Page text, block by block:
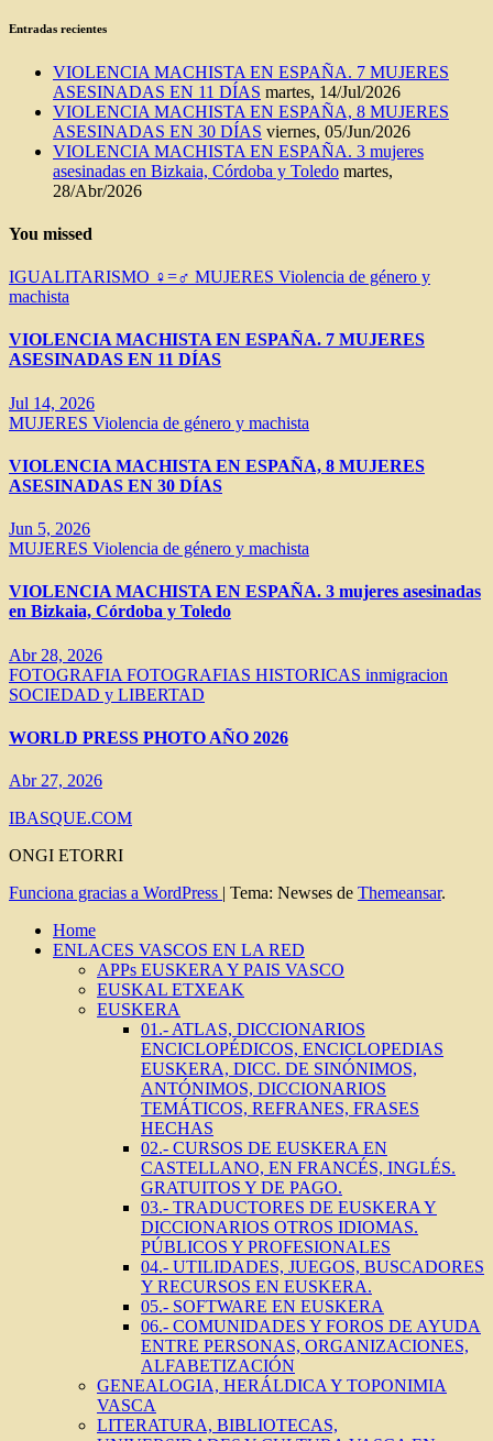
Entradas recientes
VIOLENCIA MACHISTA EN ESPAÑA. 7 MUJERES
ASESINADAS EN 11 DÍAS martes, 14/Jul/2026
VIOLENCIA MACHISTA EN ESPAÑA, 8 MUJERES
ASESINADAS EN 30 DÍAS viernes, 05/Jun/2026
VIOLENCIA MACHISTA EN ESPAÑA. 3 mujeres
asesinadas en Bizkaia, Córdoba y Toledo martes,
28/Abr/2026
You missed
IGUALITARISMO ♀=♂ MUJERES Violencia de género y
machista
VIOLENCIA MACHISTA EN ESPAÑA. 7 MUJERES
ASESINADAS EN 11 DÍAS
Jul 14, 2026
MUJERES Violencia de género y machista
VIOLENCIA MACHISTA EN ESPAÑA, 8 MUJERES
ASESINADAS EN 30 DÍAS
Jun 5, 2026
MUJERES Violencia de género y machista
VIOLENCIA MACHISTA EN ESPAÑA. 3 mujeres asesinadas
en Bizkaia, Córdoba y Toledo
Abr 28, 2026
FOTOGRAFIA FOTOGRAFIAS HISTORICAS inmigracion
SOCIEDAD y LIBERTAD
WORLD PRESS PHOTO AÑO 2026
Abr 27, 2026
IBASQUE.COM
ONGI ETORRI
Funciona gracias a WordPress | Tema: Newses de Themeansar.
Home
ENLACES VASCOS EN LA RED
APPs EUSKERA Y PAIS VASCO
EUSKAL ETXEAK
EUSKERA
01.- ATLAS, DICCIONARIOS
ENCICLOPÉDICOS, ENCICLOPEDIAS
EUSKERA, DICC. DE SINÓNIMOS,
ANTÓNIMOS, DICCIONARIOS
TEMÁTICOS, REFRANES, FRASES
HECHAS
02.- CURSOS DE EUSKERA EN
CASTELLANO, EN FRANCÉS, INGLÉS.
GRATUITOS Y DE PAGO.
03.- TRADUCTORES DE EUSKERA Y
DICCIONARIOS OTROS IDIOMAS.
PÚBLICOS Y PROFESIONALES
04.- UTILIDADES, JUEGOS, BUSCADORES
Y RECURSOS EN EUSKERA.
05.- SOFTWARE EN EUSKERA
06.- COMUNIDADES Y FOROS DE AYUDA
ENTRE PERSONAS, ORGANIZACIONES,
ALFABETIZACIÓN
GENEALOGIA, HERÁLDICA Y TOPONIMIA
VASCA
LITERATURA, BIBLIOTECAS,